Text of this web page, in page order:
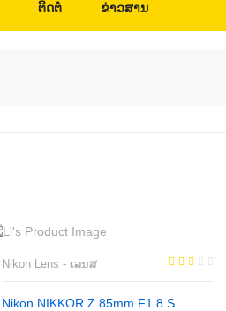
ຕິດຕໍ່ ຂ່າວສານ
Nikon Lens - ເລນສ
Nikon NIKKOR Z 85mm F1.8 S